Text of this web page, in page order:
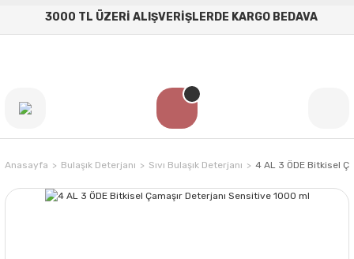
3000 TL ÜZERİ ALIŞVERİŞLERDE KARGO BEDAVA
Anasayfa Bulaşık Deterjanı Sıvı Bulaşık Deterjanı 4 AL 3 ÖDE Bitkisel